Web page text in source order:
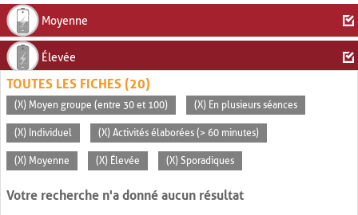
Moyenne
Élevée
TOUTES LES FICHES (20)
(X) Moyen groupe (entre 30 et 100) (X) En plusieurs séances
(X) Individuel (X) Activités élaborées (> 60 minutes)
(X) Moyenne (X) Élevée (X) Sporadiques
Votre recherche n'a donné aucun résultat